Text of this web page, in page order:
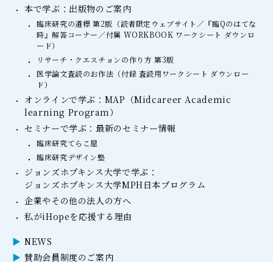
本で学ぶ：出版物のご案内
臨床研究の道標 第2版（読者限定ウェブサイト／『臨Qのはてな
時』解答コーナー／付属 WORKBOOK ワークシート ダウンロ
ード）
リサーチ・クエスチョンの作り方 第3版
医学論文査読のお作法（付録 査読用ワークシート ダウンロー
ド）
オンラインで学ぶ：MAP（Midcareer Academic
learning Program）
セミナーで学ぶ：最新のセミナー情報
臨床研究てらこ屋
臨床研究デザイン塾
ジョンズホプキンス大学で学ぶ：
ジョンズホプキンス大学MPH日本プログラム
企業やその他の法人の方へ
私がiHopeを応援する理由
NEWS
賛助会員制度のご案内